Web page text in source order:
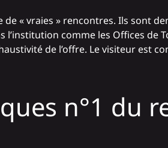
« vraies » rencontres. Ils sont
l’institution comme les Offices de
de l’offre. Le visiteur est
n°1 du